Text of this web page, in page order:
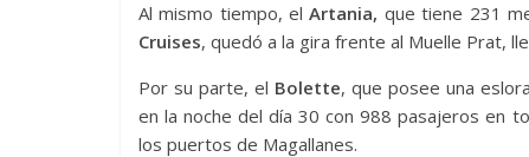
Al mismo tiempo, elArtania, que tiene 231
Cruises, quedó a la gira frente al Muelle Prat,
Por su parte, el Bolette, que posee una
en la noche del día 30 con 988 pasajeros en
los puertos de Magallanes.